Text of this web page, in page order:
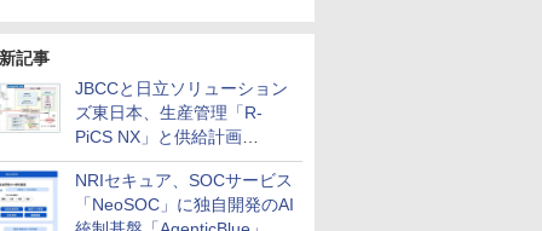
記事
JBCCと日立ソリューション
ズ東日本、生産管理「R-
PiCS NX」と供給計画
「scSQUARE ISP」の連携サ
ービスを提供開始
NRIセキュア、SOCサービス
「NeoSOC」に独自開発のAI